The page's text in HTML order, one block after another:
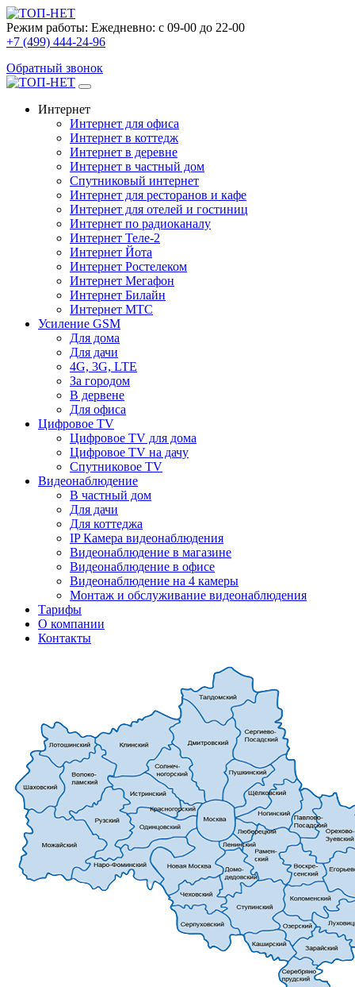
Режим работы: Ежедневно: с 09-00 до 22-00
+7 (499) 444-24-96
Обратный звонок
Интернет
Интернет для офиса
Интернет в коттедж
Интернет в деревне
Интернет в частный дом
Спутниковый интернет
Интернет для ресторанов и кафе
Интернет для отелей и гостиниц
Интернет по радиоканалу
Интернет Теле-2
Интернет Йота
Интернет Ростелеком
Интернет Мегафон
Интернет Билайн
Интернет МТС
Усиление GSM
Для дома
Для дачи
4G, 3G, LTE
За городом
В дервене
Для офиса
Цифровое TV
Цифровое TV для дома
Цифровое TV на дачу
Спутниковое TV
Видеонаблюдение
В частный дом
Для дачи
Для коттеджа
IP Камера видеонаблюдения
Видеонаблюдение в магазине
Видеонаблюдение в офисе
Видеонаблюдение на 4 камеры
Монтаж и обслуживание видеонаблюдения
Тарифы
О компании
Контакты